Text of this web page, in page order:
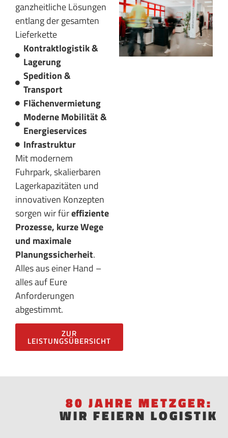
ganzheitliche Lösungen
entlang der gesamten
Lieferkette
Kontraktlogistik &
Lagerung
Spedition &
Transport
Flächenvermietung
Moderne Mobilität &
Energieservices
Infrastruktur
Mit modernem
Fuhrpark, skalierbaren
Lagerkapazitäten und
innovativen Konzepten
sorgen wir füreffiziente
Prozesse, kurze Wege
und maximale
Planungssicherheit.
Alles aus einer Hand –
alles auf Eure
Anforderungen
abgestimmt.
ZUR
LEISTUNGSÜBERSICHT
80 JAHRE METZGER:
WIR FEIERN LOGISTIK